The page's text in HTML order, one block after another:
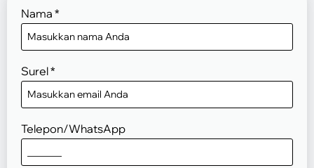
Nama *
Surel*
Telepon/WhatsApp